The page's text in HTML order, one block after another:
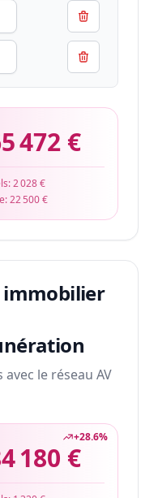
472 €
2 028 €
22 500 €
immobilier
le réseau AV
+28.6%
180 €